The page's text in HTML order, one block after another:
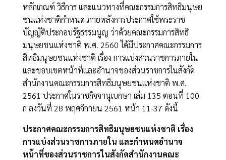
หลักเกณฑ์ วิธีการ และแนวทางที่คณะกรรมการสิทธิมนุษย
ชนแห่งชาติกำหนด ภายหลังการประกาศใช้พระราช
บัญญัติประกอบรัฐธรรมนูญ ว่าด้วยคณะกรรมการสิทธิ
มนุษยชนแห่งชาติ พ.ศ. 2560 ได้มีประกาศคณะกรรมการ
สิทธิมนุษยชนแห่งชาติ เรื่อง การแบ่งส่วนราชการภายใน
และขอบเขตหน้าที่และอำนาจของส่วนราชการในสังกัด
สำนักงานคณะกรรมการสิทธิมนุษยชนแห่งชาติ พ.ศ.
2561 ประกาศในราชกิจจานุเบกษา เล่ม 135 ตอนที่ 100
ก ลงวันที่ 28 พฤศจิกายน 2561 หน้า 11-37 ดังนี้
ประกาศคณะกรรมการสิทธิมนุษยชนแห่งชาติ เรื่อง
การแบ่งส่วนราชการภายใน และกำหนดอำนาจ
หน้าที่ของส่วนราชการในสังกัดสำนักงานคณะ